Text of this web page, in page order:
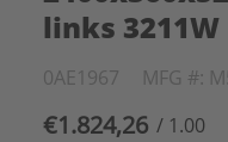
links
0AE1967 MFG #:
€1.824,26 / 1.00